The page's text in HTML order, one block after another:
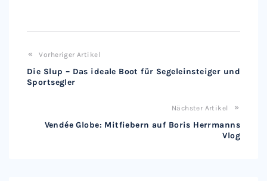
Vorheriger Artikel
Die Slup – Das ideale Boot für Segeleinsteiger und
Sportsegler
Nächster Artikel
Vendée Globe: Mitfiebern auf Boris Herrmanns
Vlog